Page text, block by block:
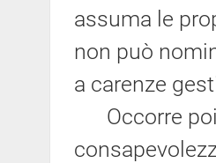
assuma le
non può
a carenze
Occorre poi